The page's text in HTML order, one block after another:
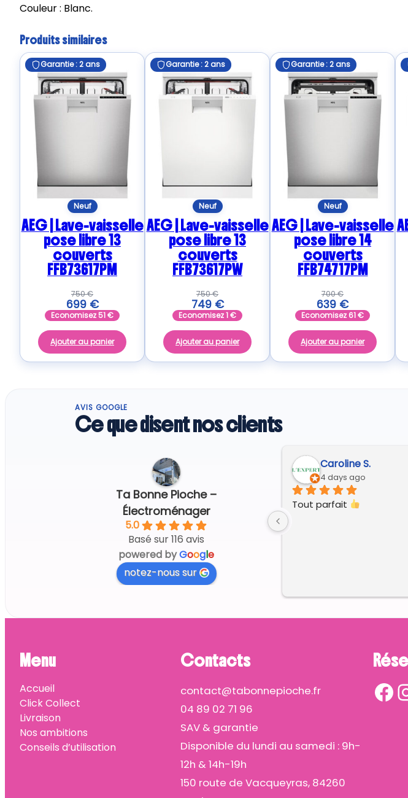
Couleur : Blanc.
Produits similaires
Garantie : 2 ans
Neuf
AEG | Lave-vaisselle
pose libre 13
couverts
FFB73617PM
750€
699 €
Economisez51€
Ajouter au panier
Garantie : 2 ans
Neuf
AEG | Lave-vaisselle
pose libre 13
couverts
FFB73617PW
750€
749 €
Economisez1€
Ajouter au panier
Garantie : 2 ans
Neuf
AEG | Lave-vaisselle
pose libre 14
couverts
FFB74717PM
700€
639 €
Economisez 61€
Ajouter au panier
AVIS GOOGLE
Ce que disent nos clients
Ta Bonne Pioche –
Électroménager
5.0
Basé sur 116 avis
powered byGoogle
notez-nous sur
André A.
8 days ago
Menu
Accueil
Click Collect
Livraison
Nos ambitions
Conseils d’utilisation
Contacts
contact@tabonnepioche.fr
04 89 02 71 96
SAV & garantie
Disponible du lundi au samedi : 9h-
12h & 14h-19h
150 route de Vacqueyras, 84260
Facebook